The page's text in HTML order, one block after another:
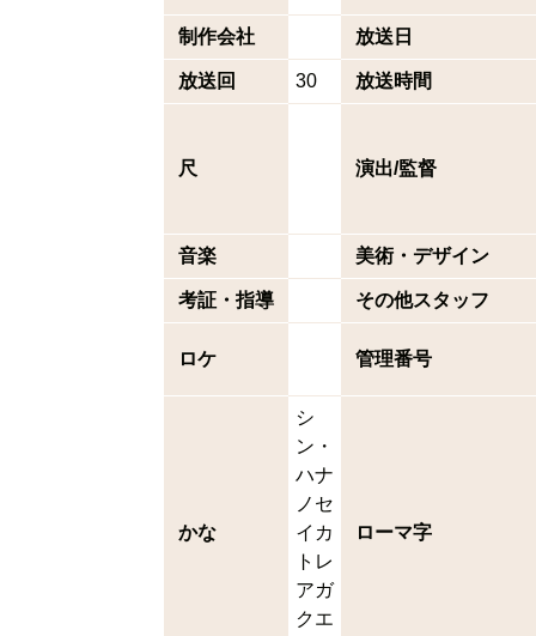
制作会社 放送日
放送回 30 放送時間
尺 演出/監督
音楽 美術・デザイン
考証・指導 その他スタッフ
ロケ 管理番号
かな
シ
ン・
ハナ
ノセ
イカ
トレ
アガ
クエ
ローマ字